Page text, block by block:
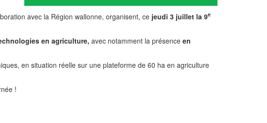
avec la Région wallonne, organisent, ce jeudi 3 juillet la 9e
en agriculture, avec notamment la présence en
en situation réelle sur une plateforme de 60 ha en agriculture
!